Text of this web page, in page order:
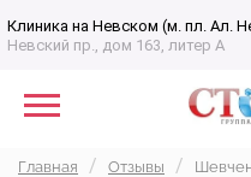
Клиника на Невском (м. пл. Ал.
Невский пр., дом 163, литер А
Главная Отзывы